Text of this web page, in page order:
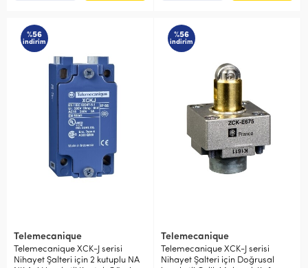
%56
indirim
Telemecanique
Telemecanique XCK-J serisi
Nihayet Şalteri için 2 kutuplu NA
%56
indirim
Telemecanique
Telemecanique XCK-J serisi
Nihayet Şalteri için Doğrusal